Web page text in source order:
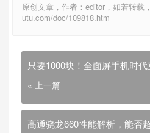
原创文章，作者：editor，如若转载
utu.com/doc/109818.htm
只要1000块！全面屏手机时
« 上一篇
高通骁龙660性能解析，能否